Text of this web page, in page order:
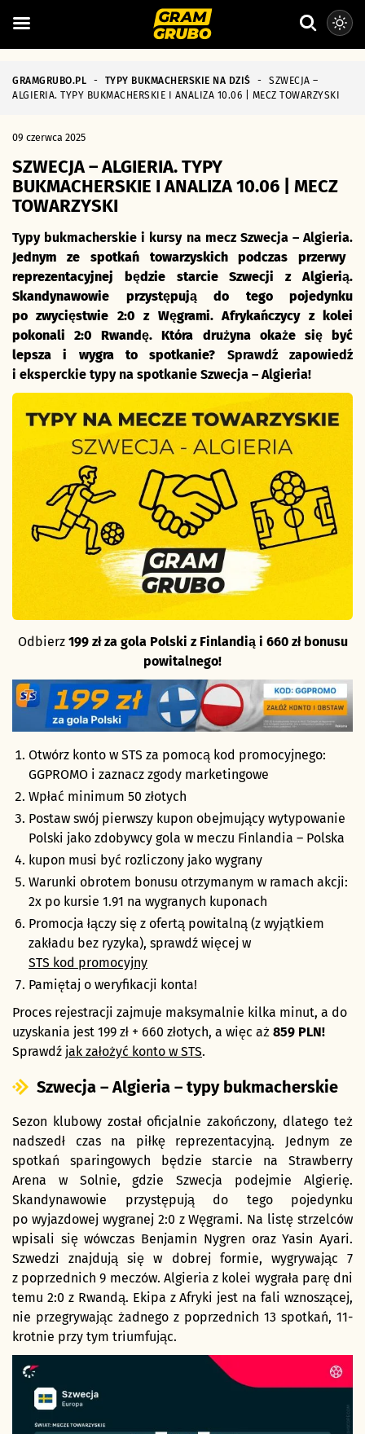
GRAMGRUBO.PL - TYPY BUKMACHERSKIE NA DZIŚ -
SZWECJA –
ALGIERIA. TYPY BUKMACHERSKIE I ANALIZA 10.06 | MECZ TOWARZYSKI
09 czerwca 2025
SZWECJA – ALGIERIA. TYPY
BUKMACHERSKIE I ANALIZA 10.06 | MECZ
TOWARZYSKI
Typy bukmacherskie i kursy na mecz Szwecja – Algieria.
Jednym ze spotkań towarzyskich podczas przerwy
reprezentacyjnej będzie starcie Szwecji z Algierią.
Skandynawowie przystępują do tego pojedynku
po zwycięstwie 2:0 z Węgrami. Afrykańczycy z kolei
pokonali 2:0 Rwandę. Która drużyna okaże się być
lepsza i wygra to spotkanie?
Sprawdź zapowiedź
i eksperckie typy na spotkanie Szwecja – Algieria!
Odbierz 199 zł za gola Polski z Finlandią i 660 zł bonusu
powitalnego!
Otwórz konto w STS za pomocą kod promocyjnego:
GGPROMO i zaznacz zgody marketingowe
Wpłać minimum 50 złotych
Postaw swój pierwszy kupon obejmujący wytypowanie
Polski jako zdobywcy gola w meczu Finlandia – Polska
kupon musi być rozliczony jako wygrany
Warunki obrotem bonusu otrzymanym w ramach akcji:
2x po kursie 1.91 na wygranych kuponach
Promocja łączy się z ofertą powitalną (z wyjątkiem
zakładu bez ryzyka), sprawdź więcej w
STS kod promocyjny
Pamiętaj o weryfikacji konta!
Proces rejestracji zajmuje maksymalnie kilka minut, a do
uzyskania jest 199 zł + 660 złotych, a więc aż 859 PLN!
Sprawdź jak założyć konto w STS.
Szwecja – Algieria – typy bukmacherskie
Sezon klubowy został oficjalnie zakończony, dlatego też
nadszedł czas na piłkę reprezentacyjną. Jednym ze
spotkań sparingowych będzie starcie na Strawberry
Arena w Solnie, gdzie Szwecja podejmie Algierię.
Skandynawowie przystępują do tego pojedynku
po wyjazdowej wygranej 2:0 z Węgrami. Na listę strzelców
wpisali się wówczas Benjamin Nygren oraz Yasin Ayari.
Szwedzi znajdują się w dobrej formie, wygrywając 7
z poprzednich 9 meczów. Algieria z kolei wygrała parę dni
temu 2:0 z Rwandą. Ekipa z Afryki jest na fali wznoszącej,
nie przegrywając żadnego z poprzednich 13 spotkań, 11-
krotnie przy tym triumfując.